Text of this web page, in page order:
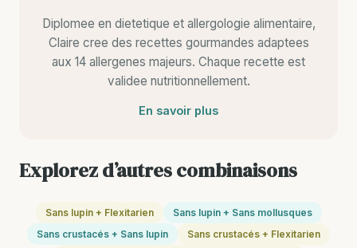
Diplomee en dietetique et allergologie alimentaire,
Claire cree des recettes gourmandes adaptees
aux 14 allergenes majeurs. Chaque recette est
validee nutritionnellement.
En savoir plus
Explorez d’autres combinaisons
Sans lupin + Flexitarien
Sans lupin + Sans mollusques
Sans crustacés + Sans lupin
Sans crustacés + Flexitarien